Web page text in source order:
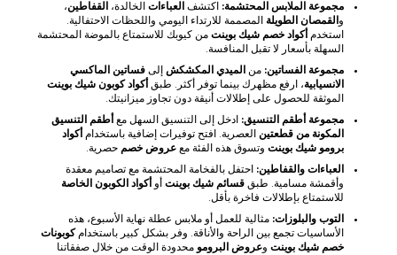
مجموعة الملابس المحتشمة: اكتشف العباءات الخالدة، القفاطين،
و القمصان الطويلة المصممة للارتداء اليومي واللحظات الاحتفالية.
استخدم أكواد خصم شيك بوينت من كيوبك للاستمتاع بالموضة المحتشمة
السهلة بأسعار لا تقبل المنافسة.
مجموعة الفساتين: من الميدي المكشكش إلى فساتين الماكسي
الانسيابية، ارفع مظهرك بينما توفر أكثر. طبق أكواد كوبون شيك بوينت
الموثقة للحصول على إطلالات أنيقة دون تجاوز ميزانيتك.
مجموعة أطقم التنسيق: ادخل إلى التنسيق السهل مع أطقم التنسيق
المكونة من قطعتين العصرية. افتح توفيرات إضافية باستخدام أكواد
برومو شيك بوينت وتسوق هذه الفئة مع عروض خصم حصرية.
العباءات والقفاطين: احتفل بالفخامة المحتشمة مع تصاميم معقدة
وأقمشة مسامية. طبق قسائم شيك بوينت أو أكواد الكوبون الخاصة
للاستمتاع بإطلالات فاخرة بأقل.
التوب والبلوزات: مثالية للعمل أو ملابس عطلة نهاية الأسبوع، هذه
الأساسيات تجمع بين الراحة والأناقة. وفر بشكل كبير باستخدامكوبونات
خصم شيك بوينت وعروض البرومو محدودة الوقت من خلال صفقاتنا